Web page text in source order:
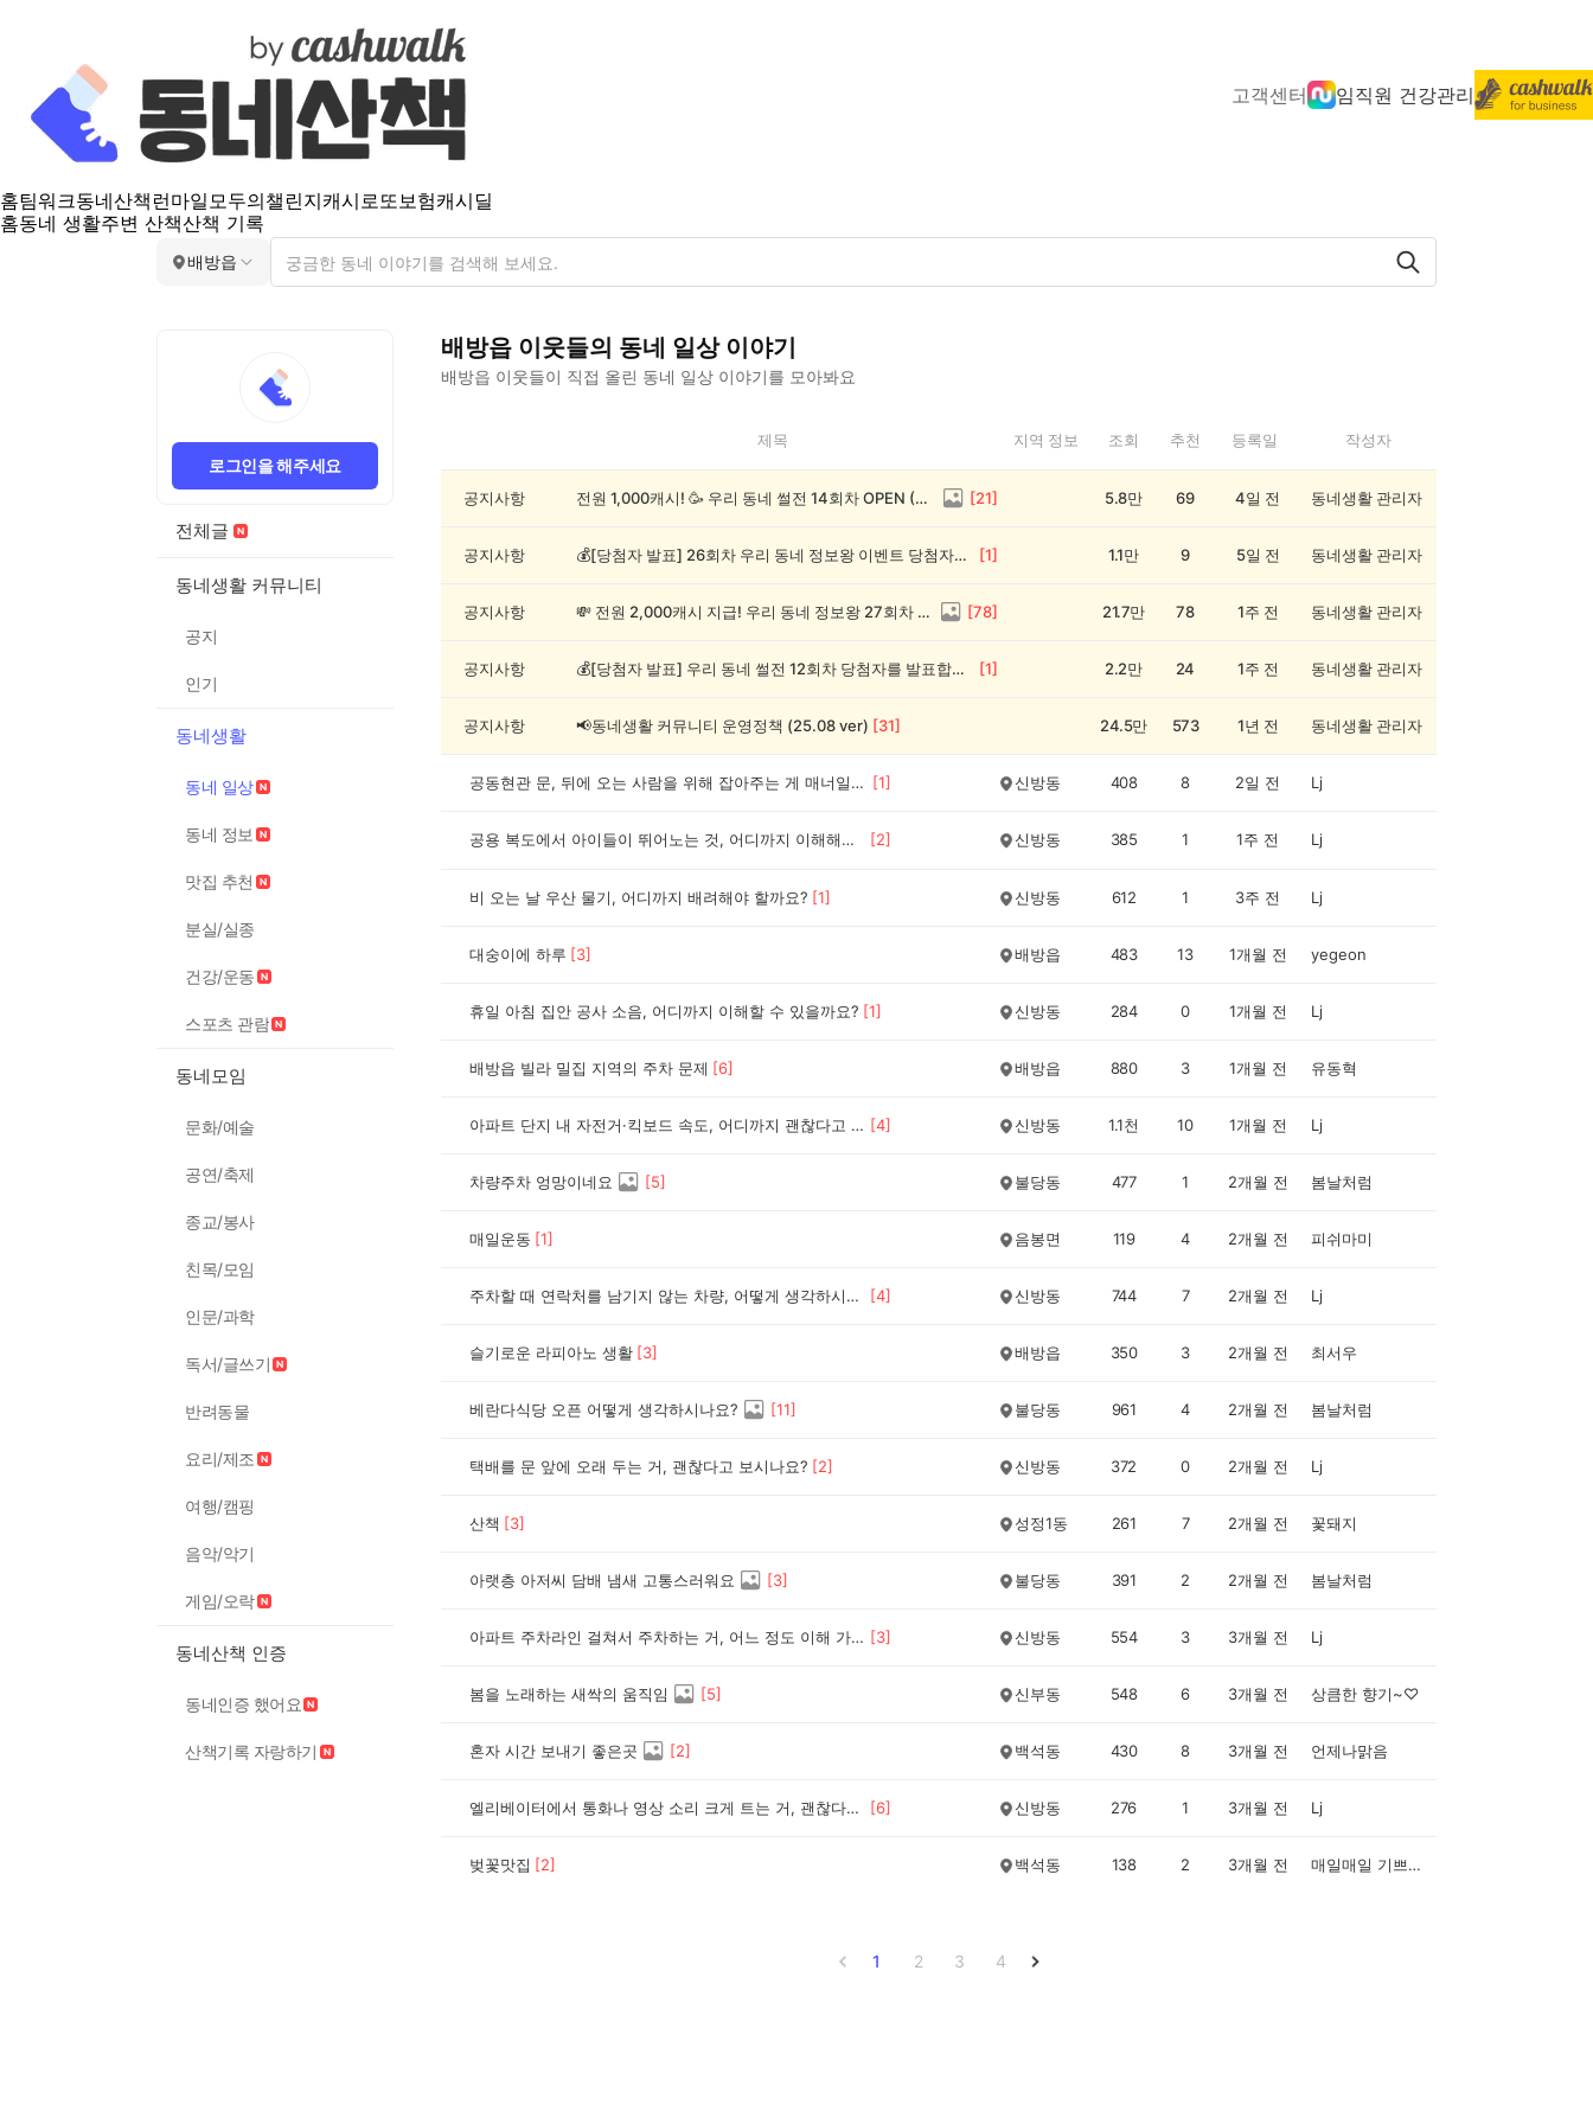
고객센터 임직원 건강관리
홈팀워크동네산책 런마일모두의챌린지캐시로또보험캐시딜
홈동네 생활주변 산책산책 기록
배방읍
로그인을 해주세요
전체글
동네생활 커뮤니티
공지
인기
동네생활
동네 일상
동네 정보
맛집 추천
분실/실종
건강/운동
스포츠 관람
동네모임
문화/예술
공연/축제
종교/봉사
친목/모임
인문/과학
독서/글쓰기
반려동물
요리/제조
여행/캠핑
음악/악기
게임/오락
동네산책 인증
동네인증 했어요
산책기록 자랑하기
배방읍 이웃들의 동네 일상이야기
배방읍 이웃들이 직접 올린 동네 일상 이야기를 모아봐요
읍
제목 지역 정보 조회 추천 등록일 작성자
공지사항 전원 1,000캐시! 🥳 우리 동네 썰전 14회차 OPEN (~8/17) [21] 5.8만 69 4일 전 동네생활 관리자
공지사항 💰[당첨자 발표] 26회차 우리 동네 정보왕 이벤트 당첨자를 발표합니다! [1] 1.1만 9 5일 전 동네생활 관리자
공지사항 💸 전원 2,000캐시 지급! 우리 동네 정보왕 27회차 (~8/10) [78] 21.7만 78 1주 전 동네생활 관리자
공지사항 💰[당첨자 발표] 우리 동네 썰전 12회차 당첨자를 발표합니다! [1] 2.2만 24 1주 전 동네생활 관리자
공지사항 📢동네생활 커뮤니티 운영정책 (25.08 ver) [31] 24.5만 573 1년 전 동네생활 관리자
공동현관 문, 뒤에 오는 사람을 위해 잡아주는 게 매너일까요? [1] 신방동 408 8 2일 전 Lj
공용 복도에서 아이들이 뛰어노는 것, 어디까지 이해해야 할까요? [2] 신방동 385 1 1주 전 Lj
비 오는 날 우산 물기, 어디까지 배려해야 할까요? [1] 신방동 612 1 3주 전 Lj
대숭이에 하루 [3] 배방읍 483 13 1개월 전 yegeon
휴일 아침 집안 공사 소음, 어디까지 이해할 수 있을까요? [1] 신방동 284 0 1개월 전 Lj
배방읍 빌라 밀집 지역의 주차 문제 [6] 배방읍 880 3 1개월 전 유동혁
아파트 단지 내 자전거·킥보드 속도, 어디까지 괜찮다고 보시나요? [4] 신방동 1.1천 10 1개월 전 Lj
차량주차 엉망이네요 [5] 불당동 477 1 2개월 전 봄날처럼
매일운동 [1] 음봉면 119 4 2개월 전 피쉬마미
주차할 때 연락처를 남기지 않는 차량, 어떻게 생각하시나요? [4] 신방동 744 7 2개월 전 Lj
슬기로운 라피아노 생활 [3] 배방읍 350 3 2개월 전 최서우
베란다식당 오픈 어떻게 생각하시나요? [11] 불당동 961 4 2개월 전 봄날처럼
택배를 문 앞에 오래 두는 거, 괜찮다고 보시나요? [2] 신방동 372 0 2개월 전 Lj
산책 [3] 성정1동 261 7 2개월 전 꽃돼지
아랫층 아저씨 담배 냄새 고통스러워요 [3] 불당동 391 2 2개월 전 봄날처럼
아파트 주차라인 걸쳐서 주차하는 거, 어느 정도 이해 가능할까요? [3] 신방동 554 3 3개월 전 Lj
봄을 노래하는 새싹의 움직임 [5] 신부동 548 6 3개월 전 상큼한 향기~♡
혼자 시간 보내기 좋은곳 [2] 백석동 430 8 3개월 전 언제나맑음
엘리베이터에서 통화나 영상 소리 크게 트는 거, 괜찮다고 보시나요? [6] 신방동 276 1 3개월 전 Lj
벚꽃맛집 [2] 백석동 138 2 3개월 전 매일매일 기쁘게 걷자🚶‍♀️
1 2 3 4